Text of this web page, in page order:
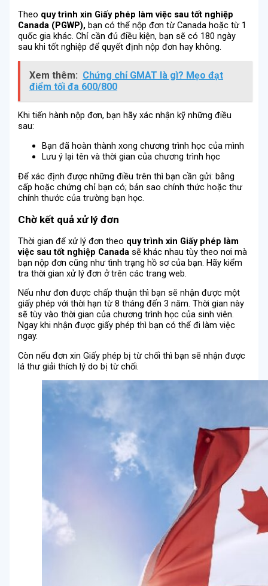
Theo quy trình xin Giấy phép làm việc sau tốt nghiệp
Canada (PGWP),bạn có thể nộp đơn từ Canada hoặc từ 1
quốc gia khác. Chỉ cần đủ điều kiện, bạn sẽ có 180 ngày
sau khi tốt nghiệp để quyết định nộp đơn hay không.
Xem thêm: Chứng chỉ GMAT là gì? Mẹo đạt
điểm tối đa 600/800
Khi tiến hành nộp đơn, bạn hãy xác nhận kỹ những điều
sau:
Bạn đã hoàn thành xong chương trình học của mình
Lưu ý lại tên và thời gian của chương trình học
Để xác định được những điều trên thì bạn cần gửi: bằng
cấp hoặc chứng chỉ bạn có; bản sao chính thức hoặc thư
chính thước của trường bạn học.
Chờ kết quả xử lý đơn
Thời gian để xử lý đơn theo quy trình xin Giấy phép làm
việc sau tốt nghiệp Canada sẽ khác nhau tùy theo nơi mà
bạn nộp đơn cũng như tình trạng hồ sơ của bạn. Hãy kiểm
tra thời gian xử lý đơn ở trên các trang web.
Nếu như đơn được chấp thuận thì bạn sẽ nhận được một
giấy phép với thời hạn từ 8 tháng đến 3 năm. Thời gian này
sẽ tùy vào thời gian của chương trình học của sinh viên.
Ngay khi nhận được giấy phép thì bạn có thể đi làm việc
ngay.
Còn nếu đơn xin Giấy phép bị từ chối thì bạn sẽ nhận được
lá thư giải thích lý do bị từ chối.